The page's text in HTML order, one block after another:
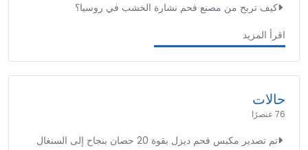
كيف تربح من مصنع فحم نشارة الخشب في روسيا؟
اقرأ المزيد
حالات
76 عنصرًا
تم تصدير مكبس فحم ديزل بقوة 20 حصان بنجاح إلى السنغال